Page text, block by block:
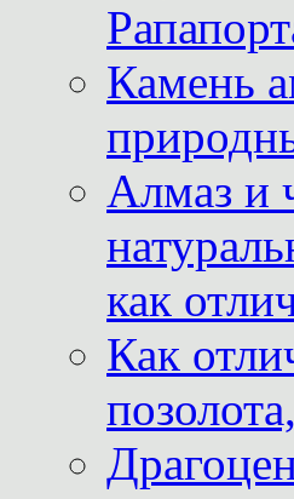
Камень
Алмаз и
как
Как